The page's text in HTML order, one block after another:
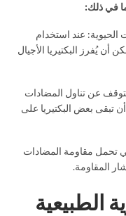
في ذلك:
الحيوية: عند استخدام
يُفرز البكتيريا الأجيال
عن تناول المضادات
أن تبقى بعض البكتيريا على
تحمل مقاومة المضادات
المقاومة.
الطبيعية